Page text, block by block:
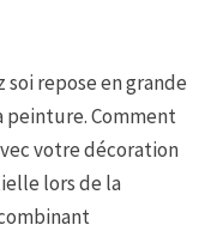
soi repose en grande
peinture. Comment
votre décoration
lors de la